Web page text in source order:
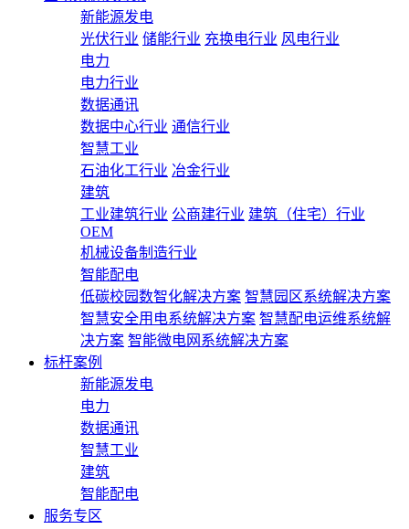
新能源发电
光伏行业 储能行业 充换电行业 风电行业
电力
电力行业
数据通讯
数据中心行业 通信行业
智慧工业
石油化工行业 冶金行业
建筑
工业建筑行业 公商建行业 建筑（住宅）行业
OEM
机械设备制造行业
智能配电
低碳校园数智化解决方案 智慧园区系统解决方案
智慧安全用电系统解决方案 智慧配电运维系统解
决方案 智能微电网系统解决方案
标杆案例
新能源发电
电力
数据通讯
智慧工业
建筑
智能配电
服务专区